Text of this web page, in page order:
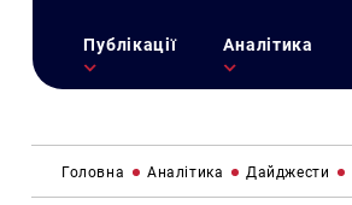
Публікації Аналітика
Головна Аналітика Дайджести